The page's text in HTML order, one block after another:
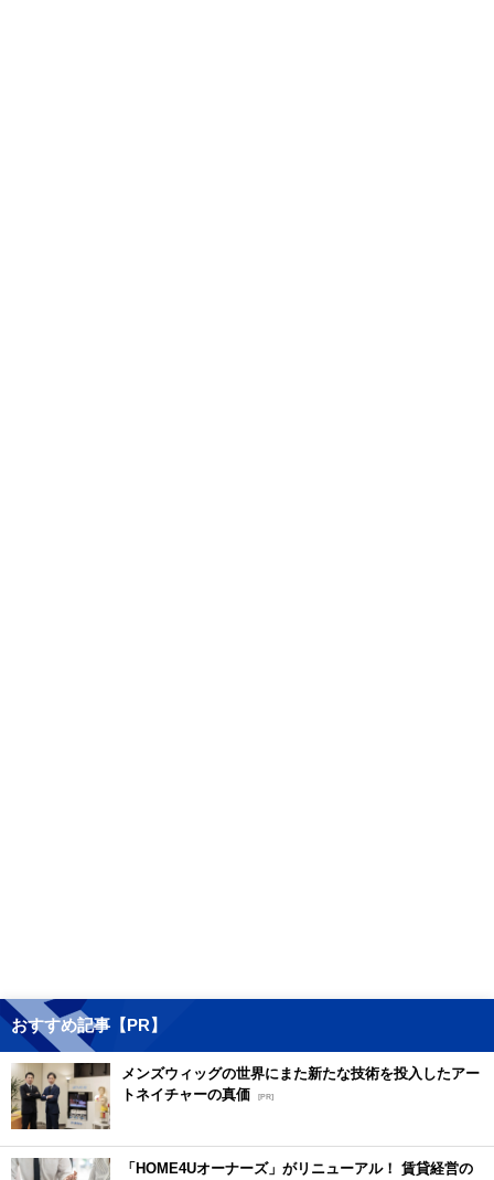
おすすめ記事【PR】
メンズウィッグの世界にまた新たな技術を投入したアー
トネイチャーの真価 [PR]
「HOME4Uオーナーズ」がリニューアル！ 賃貸経営の